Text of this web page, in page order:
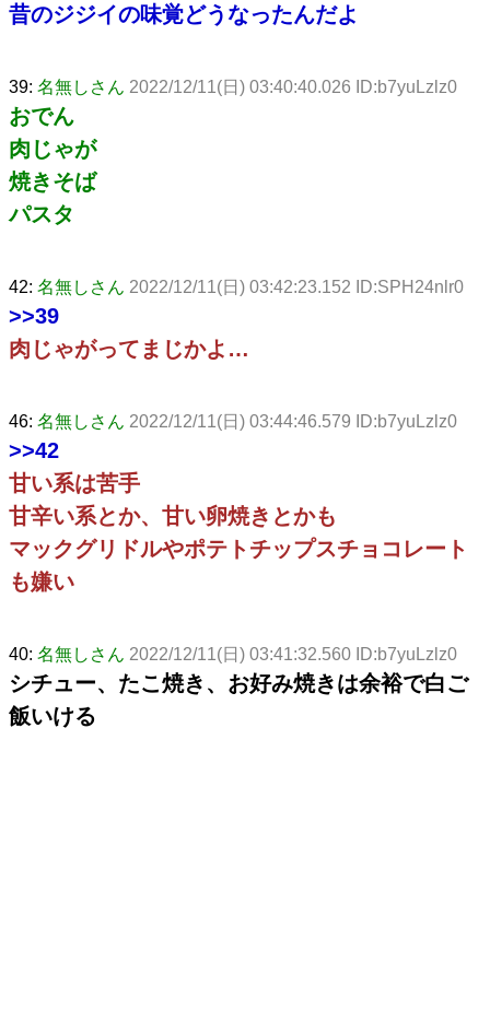
昔のジジイの味覚どうなったんだよ
39: 名無しさん 2022/12/11(日) 03:40:40.026 ID:b7yuLzlz0
おでん
肉じゃが
焼きそば
パスタ
42: 名無しさん 2022/12/11(日) 03:42:23.152 ID:SPH24nlr0
>>39
肉じゃがってまじかよ…
46: 名無しさん 2022/12/11(日) 03:44:46.579 ID:b7yuLzlz0
>>42
甘い系は苦手
甘辛い系とか、甘い卵焼きとかも
マックグリドルやポテトチップスチョコレート
も嫌い
40: 名無しさん 2022/12/11(日) 03:41:32.560 ID:b7yuLzlz0
シチュー、たこ焼き、お好み焼きは余裕で白ご
飯いける